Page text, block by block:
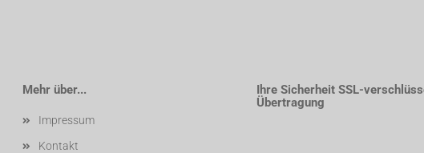
Mehr über...
Impressum
Kontakt
Ihre Sicherheit SSL-
Übertragung